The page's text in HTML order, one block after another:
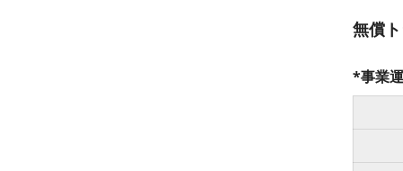
無償
*事業